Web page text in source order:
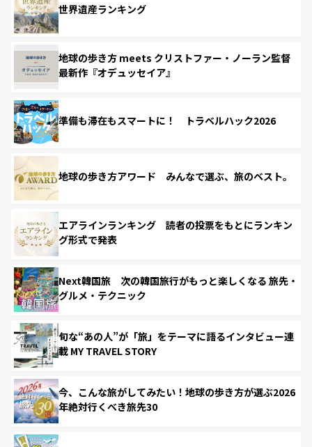
世界遺産ランキング
地球の歩き方 meets クリストファー・ノーラン監督
最新作『オデュッセイア』
準備も滞在もスマートに！ トラベルハック2026
地球の歩き方アワード みんなで選ぶ、旅のベスト。
エアラインランキング 読者の投票をもとにランキン
グ形式で発表
Next韓国旅 次の韓国旅行がもっと楽しくなる 旅先・
グルメ・テクニック
旬な“あの人”が「旅」をテーマに語るインタビュー連
載 MY TRAVEL STORY
今、こんな旅がしてみたい！地球の歩き方が選ぶ2026
年絶対行くべき旅先30